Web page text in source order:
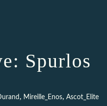
Spurlos
, Mireille_Enos, Ascot_Elite